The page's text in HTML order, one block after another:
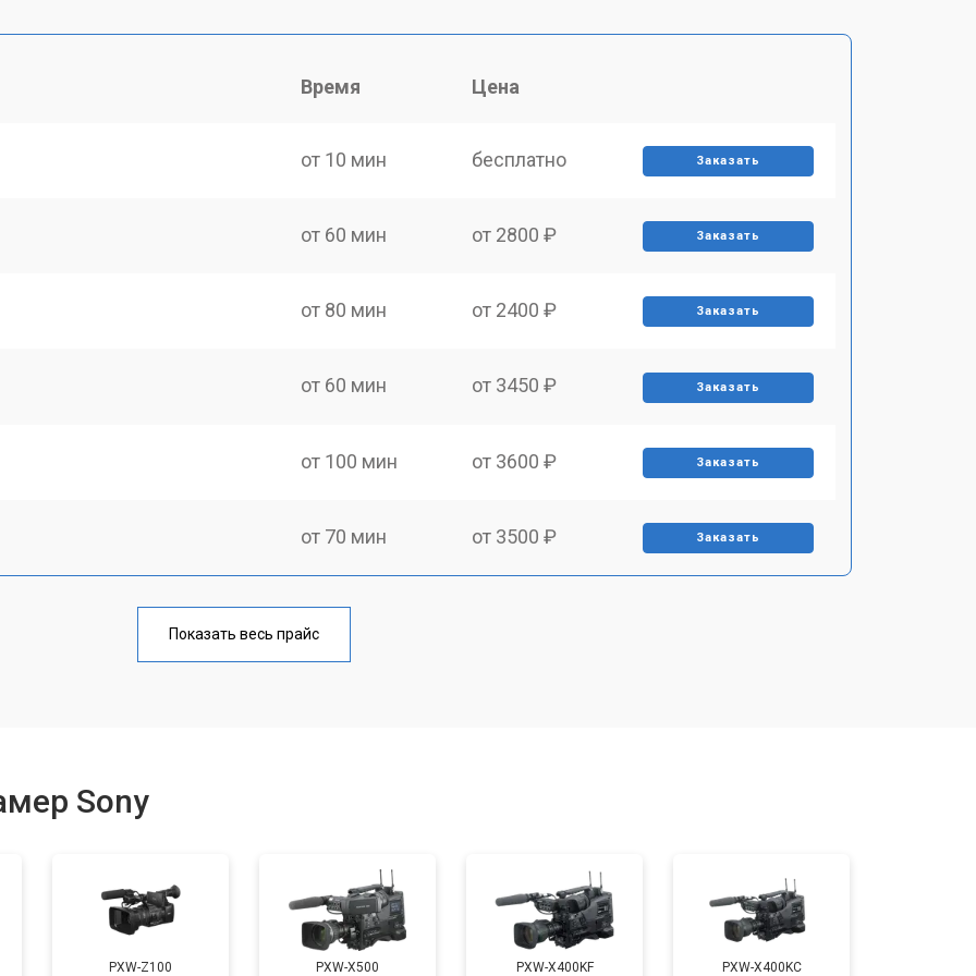
Время Цена
от 10 мин бесплатно Заказать
от 60 мин от 2800 ₽ Заказать
от 80 мин от 2400 ₽ Заказать
от 60 мин от 3450 ₽ Заказать
от 100 мин от 3600 ₽ Заказать
от 70 мин от 3500 ₽ Заказать
от 70 мин
Показать весь прайс
Sony
PXW-Z100 PXW-X500 PXW-X400KF PXW-X400KC